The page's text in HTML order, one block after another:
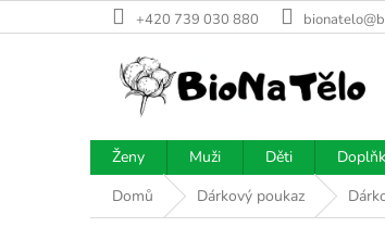
na
+420 739 030 880
Ženy Muži Děti
Domů
Dárkový poukaz